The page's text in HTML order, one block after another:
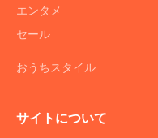
エンタメ
セール
おうちスタイル
サイトについて